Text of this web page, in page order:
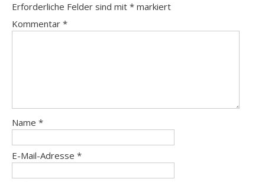
Erforderliche Felder sind mit * markiert
Kommentar *
Name *
E-Mail-Adresse *